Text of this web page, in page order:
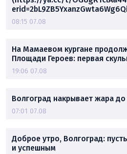
08:15 07.08
На Мамаевом кургане
Площади Героев: первая
19:06 07.08
Волгоград накрывает жара до
07:01 07.08
Доброе утро, Волгоград:
и успешным